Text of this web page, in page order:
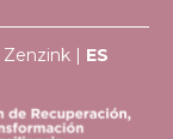
Zenzink
ES